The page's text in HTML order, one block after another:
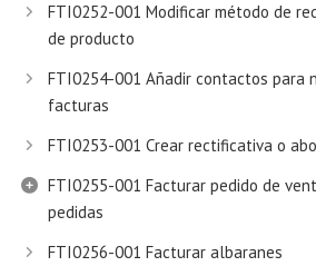
FTI0252-001 Modificar método de
de producto
FTI0254-001 Añadir contactos para
facturas
FTI0253-001 Crear rectificativa o
FTI0255-001 Facturar pedido de
pedidas
FTI0256-001 Facturar albaranes